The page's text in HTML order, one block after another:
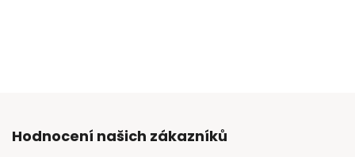
Hodnocení našich zákazníků